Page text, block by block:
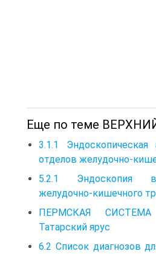
Еще по теме
3.1.1 Эндоскопическая
отделов желудочно-
5.2.1 Эндоскопия
желудочно-кишечного
ПЕРМСКАЯ СИСТЕМА
Татарский ярус
6.2 Список диагнозов